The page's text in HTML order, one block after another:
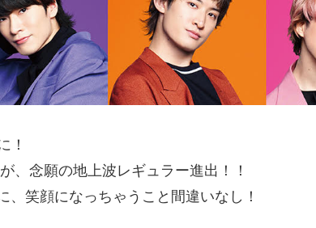
！
、念願の地上波レギュラー進出！！
、笑顔になっちゃうこと間違いなし！